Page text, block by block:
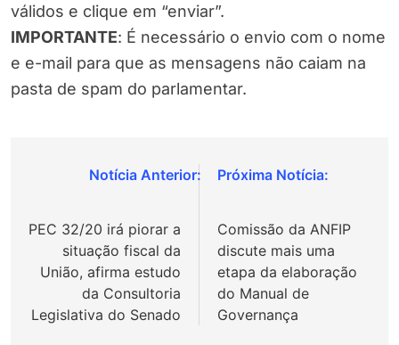
válidos e clique em “enviar”.
IMPORTANTE: É necessário o envio com o nome
e e-mail para que as mensagens não caiam na
pasta de spam do parlamentar.
Navegação
Post
PEC 32/20 irá piorar a
situação fiscal da
União, afirma estudo
da Consultoria
Legislativa do Senado
Comissão da ANFIP
discute mais uma
etapa da elaboração
do Manual de
Governança